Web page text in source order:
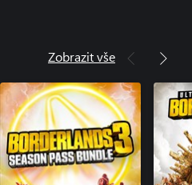
Zobrazit vše